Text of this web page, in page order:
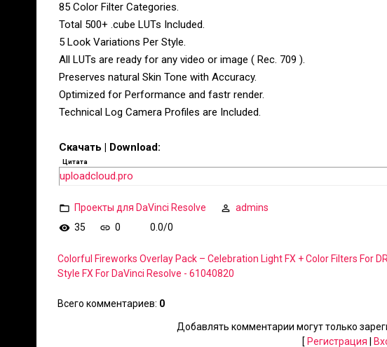
85 Color Filter Categories.
Total 500+ .cube LUTs Included.
5 Look Variations Per Style.
All LUTs are ready for any video or image ( Rec. 709 ).
Preserves natural Skin Tone with Accuracy.
Optimized for Performance and fastr render.
Technical Log Camera Profiles are Included.
Скачать | Download:
Цитата
uploadcloud.pro
Проекты для DaVinci Resolve
admins
35
0 0.0/0
Colorful Fireworks Overlay Pack – Celebration Light FX + Color Filters For
Style FX For DaVinci Resolve - 61040820
Всего комментариев: 0
Добавлять комментарии могут только
[ Регистрация